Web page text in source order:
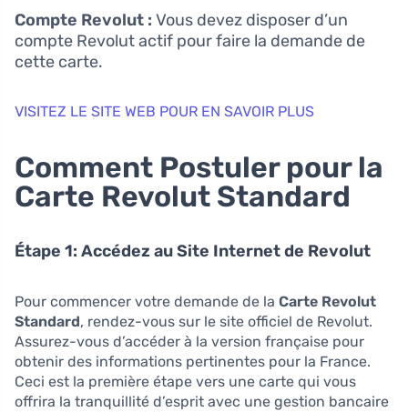
Compte Revolut : Vous devez disposer d’un
compte Revolut actif pour faire la demande de
cette carte.
VISITEZ LE SITE WEB POUR EN SAVOIR PLUS
Comment Postuler pour la
Carte Revolut Standard
Étape 1: Accédez au Site Internet de Revolut
Pour commencer votre demande de la Carte Revolut
Standard, rendez-vous sur le site officiel de Revolut.
Assurez-vous d’accéder à la version française pour
obtenir des informations pertinentes pour la France.
Ceci est la première étape vers une carte qui vous
offrira la tranquillité d’esprit avec une gestion bancaire